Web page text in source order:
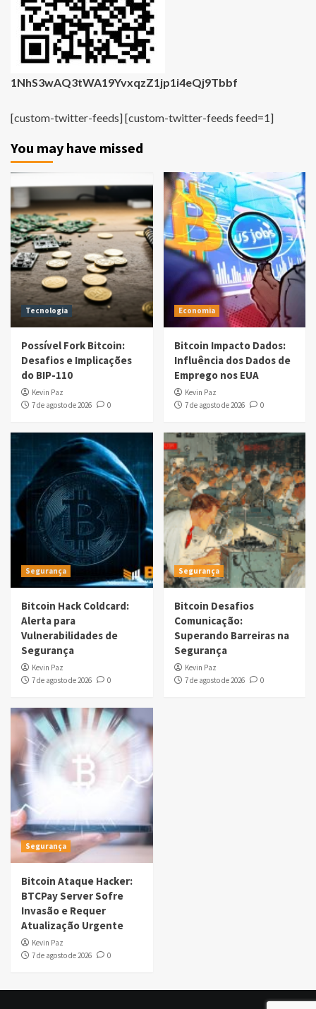
1NhS3wAQ3tWA19YvxqzZ1jp1i4eQj9Tbbf
[custom-twitter-feeds] [custom-twitter-feeds feed=1]
You may have missed
Tecnologia
Possível Fork Bitcoin:
Desafios e Implicações
do BIP-110
Kevin Paz
7 de agosto de 2026
0
Economia
Bitcoin Impacto Dados:
Influência dos Dados de
Emprego nos EUA
Kevin Paz
7 de agosto de 2026
0
Segurança
Bitcoin Hack Coldcard:
Alerta para
Vulnerabilidades de
Segurança
Kevin Paz
7 de agosto de 2026
0
Segurança
Bitcoin Desafios
Comunicação:
Superando Barreiras na
Segurança
Kevin Paz
7 de agosto de 2026
0
Segurança
Bitcoin Ataque Hacker:
BTCPay Server Sofre
Invasão e Requer
Atualização Urgente
Kevin Paz
7 de agosto de 2026
0